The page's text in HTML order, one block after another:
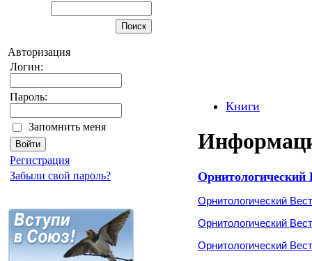
Авторизация
Логин:
Пароль:
Запомнить меня
Регистрация
Забыли свой пароль?
Книги
Орнитологический
Орнитологический
Орнитологический
Орнитологический